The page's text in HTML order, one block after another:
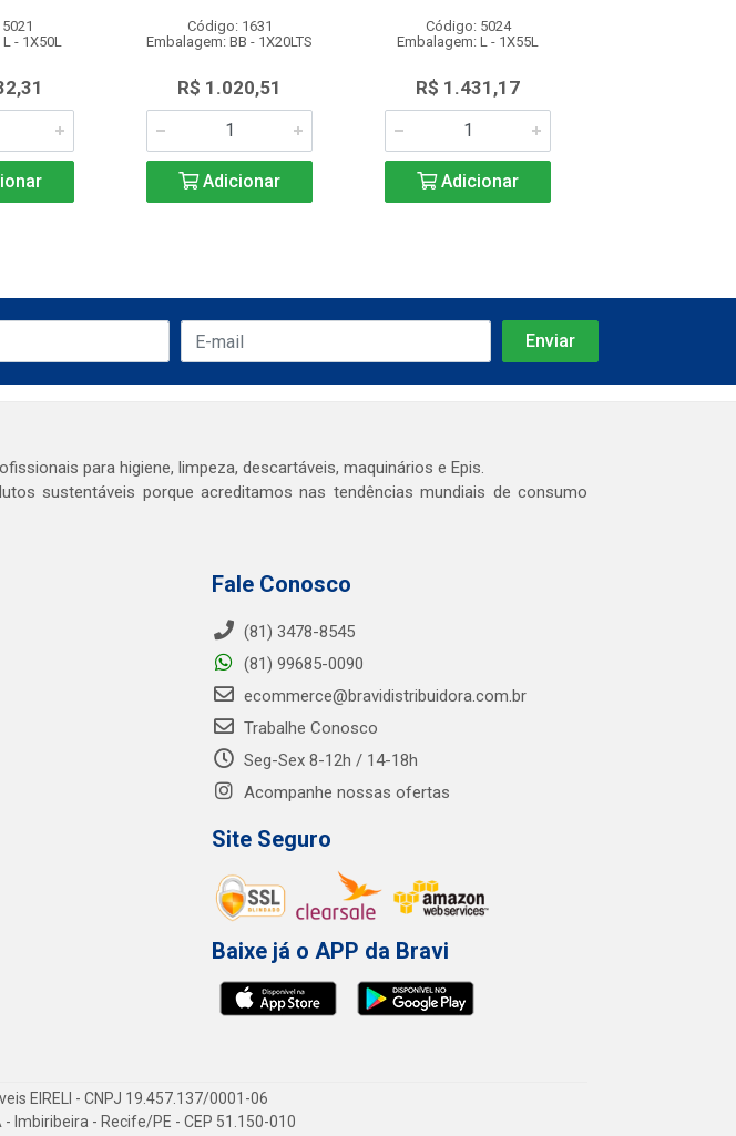
- 1X50L
Código: 1631
Embalagem: BB - 1X20LTS
R$ 1.020,51
Adicionar
Código: 5024
Embalagem: L - 1X55L
R$ 1.431,17
Adicionar
para higiene, limpeza, descartáveis, maquinários e Epis.
sustentáveis porque acreditamos nas tendências mundiais de consumo
Fale Conosco
(81) 3478-8545
(81) 99685-0090
ecommerce@bravidistribuidora.com.br
Trabalhe Conosco
Seg-Sex 8-12h / 14-18h
Acompanhe nossas ofertas
Site Seguro
Baixe já o APP da Bravi
EIRELI - CNPJ 19.457.137/0001-06
- Imbiribeira - Recife/PE - CEP 51.150-010